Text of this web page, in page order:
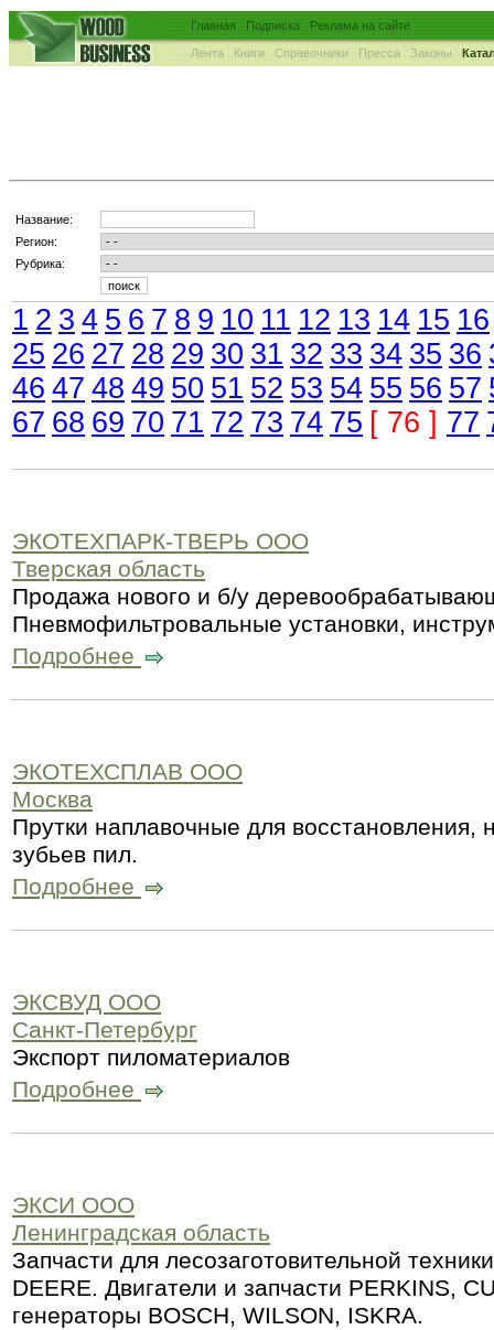
Главная Подписка Реклама на сайте
Лента Книги Справочники Пресса Законы
Название:
Регион:
Рубрика:
1 2 3 4 5 6 7 8 9 10 11 12 13 14 15 16
25 26 27 28 29 30 31 32 33 34 35 36
46 47 48 49 50 51 52 53 54 55 56 57
67 68 69 70 71 72 73 74 75 [ 76 ] 77
ЭКОТЕХПАРК-ТВЕРЬ ООО
Тверская область
Продажа нового и б/у
Пневмофильтровальные установки,
Подробнее
ЭКОТЕХСПЛАВ ООО
Москва
Прутки наплавочные для восстановления,
зубьев пил.
Подробнее
ЭКСВУД ООО
Санкт-Петербург
Экспорт пиломатериалов
Подробнее
ЭКСИ ООО
Ленинградская область
Запчасти для лесозаготовительной
DEERE. Двигатели и запчасти PERKINS,
генераторы BOSCH, WILSON, ISKRA.